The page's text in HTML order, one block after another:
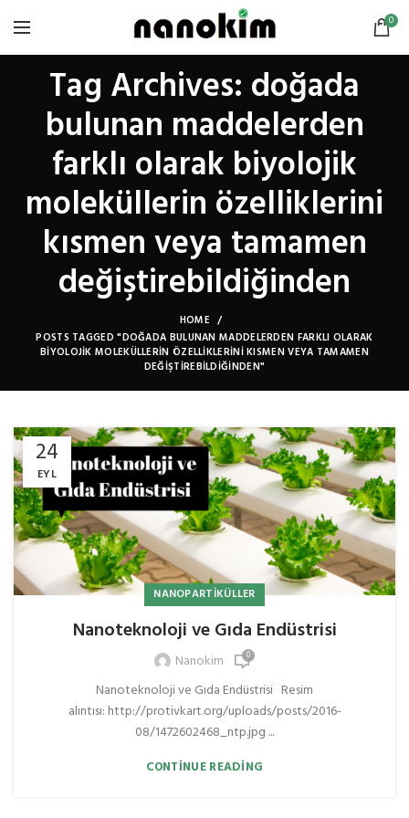
0
Tag Archives: doğada
bulunan maddelerden
farklı olarak biyolojik
moleküllerin özelliklerini
kısmen veya tamamen
değiştirebildiğinden
HOME
POSTS TAGGED "DOĞADA BULUNAN MADDELERDEN FARKLI OLARAK
BIYOLOJIK MOLEKÜLLERIN ÖZELLIKLERINI KISMEN VEYA TAMAMEN
DEĞIŞTIREBILDIĞINDEN"
24
EYL
NANOPARTIKÜLLER
Nanoteknoloji ve Gıda Endüstrisi
Nanokim 0
Nanoteknoloji ve Gıda Endüstrisi Resim
alıntısı: http://protivkart.org/uploads/posts/2016-
08/1472602468_ntp.jpg ...
CONTINUE READING